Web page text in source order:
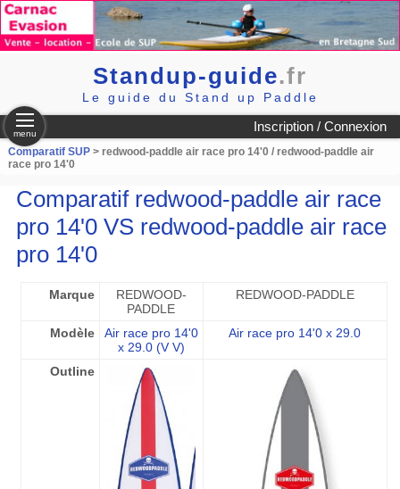
Standup-guide.fr
Le guide du Stand up Paddle
Inscription / Connexion
menu
Comparatif SUP > redwood-paddle air race pro 14'0 / redwood-paddle air
race pro 14'0
Comparatif redwood-paddle air race
pro 14'0 VS redwood-paddle air race
pro 14'0
Marque
REDWOOD-
PADDLE
REDWOOD-PADDLE
Modèle
Air race pro 14'0
x 29.0 (V V)
Air race pro 14'0 x 29.0
Outline